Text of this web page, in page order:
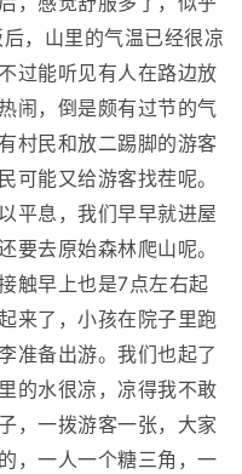
，山里的气温已经很凉
过能听见有人在路边放
闹，倒是颇有过节的气
村民和放二踢脚的游客
可能又给游客找茬呢。
平息，我们早早就进屋
要去原始森林爬山呢。
触早上也是7点左右起
来了，小孩在院子里跑
准备出游。我们也起了
的水很凉，凉得我不敢
，一拨游客一张，大家
，一人一个糖三角，一